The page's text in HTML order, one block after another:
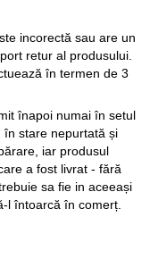
incorectă sau are un
retur al produsului.
în termen de 3
înapoi numai în setul
în stare nepurtată și
iar produsul
a fost livrat - fără
sa fie in aceeași
l întoarcă în comerț.